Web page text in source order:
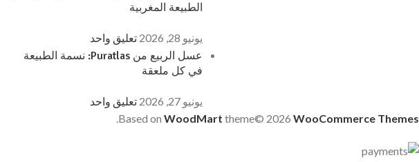
الطبيعة المغربية
يونيو 28, 2026 تعليق واحد
عسل الربيع من Puratlas: نسمة الطبيعة
في كل ملعقة
يونيو 27, 2026 تعليق واحد
Based on WoodMart theme© 2026 WooCommerce Themes
.